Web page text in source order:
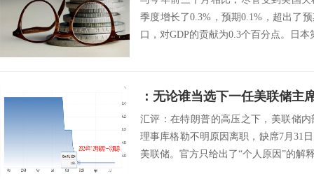
季度增长了0.3%，预期0.1%，超出了
口，对GDP的贡献为0.3个百分点。日
：无论谁当选下一任美联储主
汇评：在特朗普的高压之下，美联储
理事库格勒不明原因离职，缺席7月31
美联储。官方只给出了“个人原因”的解